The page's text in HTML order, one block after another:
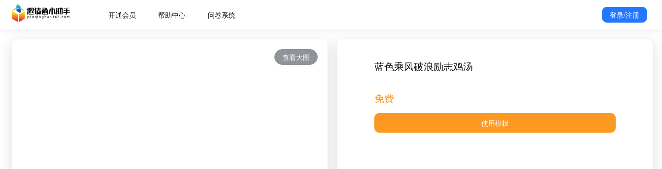
开通会员 帮助中心 问卷系统 登录/注册
查看大图
蓝色乘风破浪励志鸡汤
免费
使用模板